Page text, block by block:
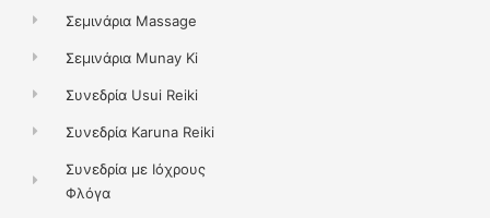
Σεμινάρια Massage
Σεμινάρια Munay Ki
Συνεδρία Usui Reiki
Συνεδρία Karuna Reiki
Συνεδρία με Ιόχρους
Φλόγα